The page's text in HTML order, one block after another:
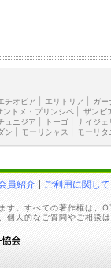
チオピア エリトリア ガー
ントメ・プリンシペ ザンビ
ュニジア トーゴ| ナイジェ
ン モーリシャス モーリタ
員紹介 ご利用に関して
。すべての著作権は、
人的なご質問やご相談